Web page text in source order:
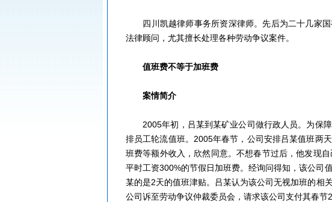
四川凯越律师事务所资深律师。先后为二十几家
法律顾问，尤其擅长处理各种劳动争议案件。
值班费不等于加班费
案情简介
2005年初，吕某到某矿业公司做行政人员。为保障
排员工轮流值班。2005年春节，公司安排吕某值班两
班费等额外收入，欣然同意。不想春节过后，他发现
平时工资300%的节假日加班费。经询问得知，该公司
某的是2天的值班津贴。吕某认为该公司无视加班的相
公司诉至劳动争议仲裁委员会，请求该公司支付其春节